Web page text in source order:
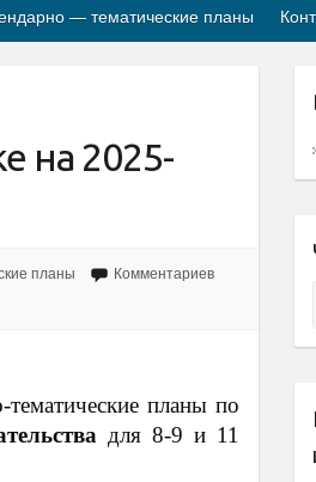
— тематические планы
на 2025-
планы
Комментариев
планы по
для 8-9 и 11